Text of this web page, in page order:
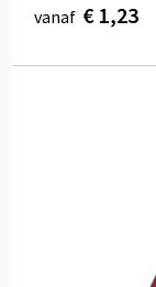
vanaf € 1,23